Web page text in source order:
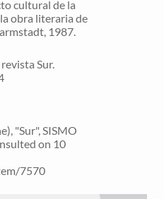
cultural de la
obra literaria de
1987.
Sur.
"Sur", SISMO
on 10
7570